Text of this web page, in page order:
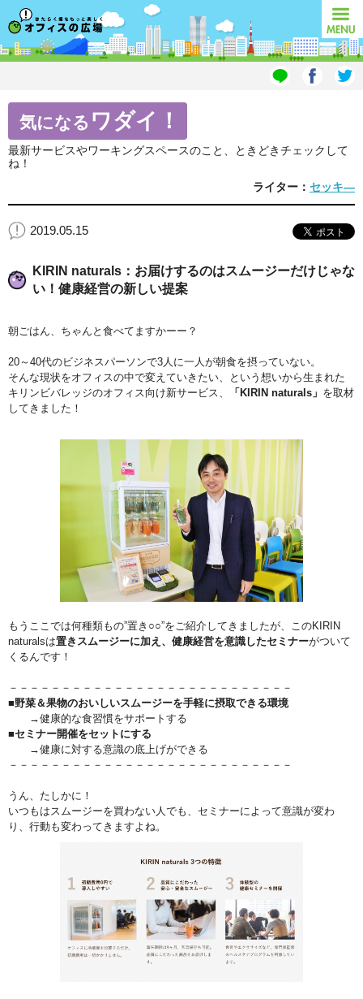
オフィスの広場 MENU
気になる ワダイ！
最新サービスやワーキングスペースのこと、ときどきチェックして
ね！
ライター： セッキ―
2019.05.15
KIRIN naturals：お届けするのはスムージーだけじゃな
い！健康経営の新しい提案
朝ごはん、ちゃんと食べてますかーー？
20～40代のビジネスパーソンで3人に一人が朝食を摂っていない。
そんな現状をオフィスの中で変えていきたい、という想いから生まれた
キリンビバレッジのオフィス向け新サービス、
「KIRIN naturals」 を取材
してきました！
もうここでは何種類もの”置き○○”をご紹介してきましたが、このKIRIN
naturalsは置きスムージーに加え、健康経営を意識したセミナーがついて
くるんです！
－－－－－－－－－－－－－－－－－－－－－－－－－－－
■野菜＆果物のおいしいスムージーを手軽に摂取できる環境
→健康的な食習慣をサポートする
■セミナー開催をセットにする
→健康に対する意識の底上げができる
－－－－－－－－－－－－－－－－－－－－－－－－－－－
うん、たしかに！
いつもはスムージーを買わない人でも、セミナーによって意識が変わ
り、行動も変わってきますよね。